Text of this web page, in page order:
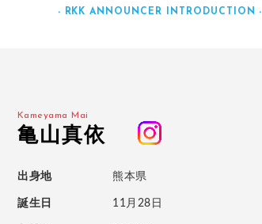
- RKK ANNOUNCER INTRODUCTION -
Kameyama Mai
亀山真依
出身地 熊本県
誕生日 11月28日